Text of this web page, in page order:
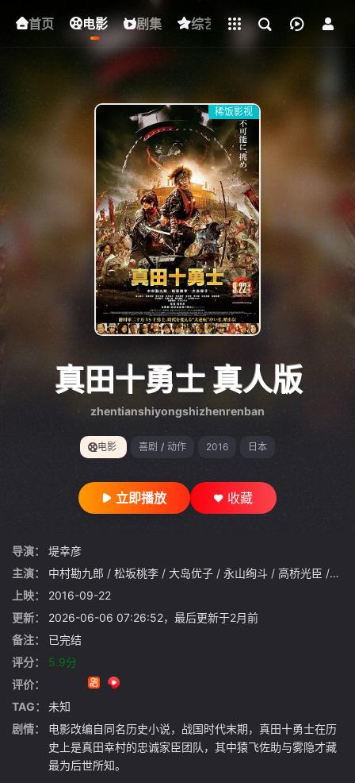
首页 电影 剧集 综艺 动漫 短剧
下载客户端
稀饭影视
真田十勇士 真人版
zhentianshiyongshizhenrenban
电影 喜剧 / 动作 2016 日本
立即播放 收藏
导演：
堤幸彦
主演：
中村勘九郎 / 松坂桃李 / 大岛优子 / 永山绚斗 / 高桥光臣 / 骏
上映：
2016-09-22
更新：
2026-06-06 07:26:52，最后更新于2月前
备注：
已完结
评分：
5.9分
评价：
TAG：
未知
剧情：
电影改编自同名历史小说，战国时代末期，真田十勇士在历
史上是真田幸村的忠诚家臣团队，其中猿飞佐助与雾隐才藏
最为后世所知。